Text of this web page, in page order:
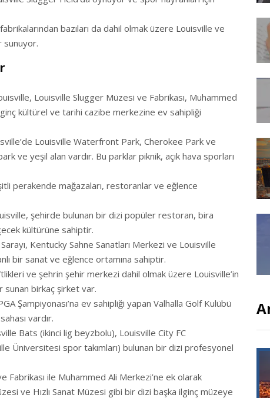
bazıları da dahil olmak üzere Louisville ve
sunuyor.
Louisville Slugger Müzesi ve Fabrikası, Muhammed
kültürel ve tarihi cazibe merkezine ev sahipliği
Louisville Waterfront Park, Cherokee Park ve
ve yeşil alan vardır. Bu parklar piknik, açık hava sporları
perakende mağazaları, restoranlar ve eğlence
şehirde bulunan bir dizi popüler restoran, bira
kültürüne sahiptir.
Kentucky Sahne Sanatları Merkezi ve Louisville
bir sanat ve eğlence ortamına sahiptir.
ve şehrin şehir merkezi dahil olmak üzere Louisville’in
birkaç şirket var.
Şampiyonası’na ev sahipliği yapan Valhalla Golf Kulübü
vardır.
Bats (ikinci lig beyzbolu), Louisville City FC
Üniversitesi spor takımları) bulunan bir dizi profesyonel
ile Muhammed Ali Merkezi’ne ek olarak
ve Hızlı Sanat Müzesi gibi bir dizi başka ilginç müzeye